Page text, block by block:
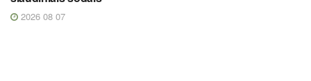
2026 08 07